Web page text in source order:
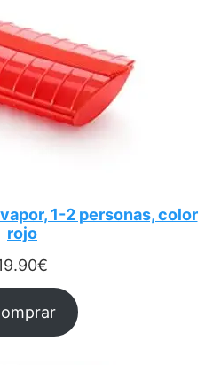
1-2 personas, color
rojo
€